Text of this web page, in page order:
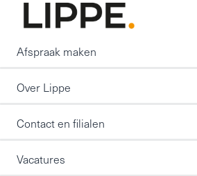
Afspraak maken
Over Lippe
Contact en filialen
Vacatures